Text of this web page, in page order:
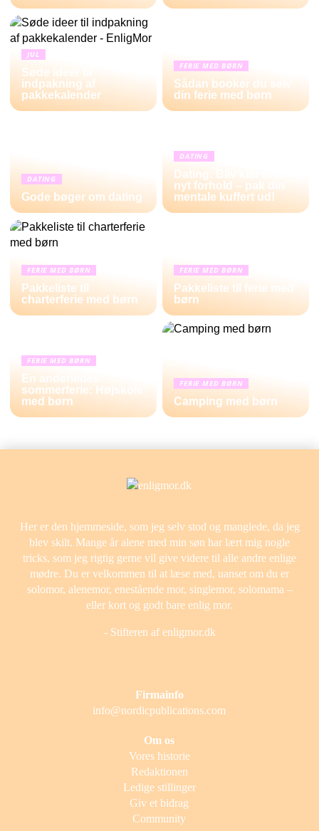
JUL
Søde ideer til
indpakning af
pakkekalender
FERIE MED BØRN
Sådan booker du selv
din ferie med børn
DATING
Gode bøger om dating
DATING
Dating: Bliv klar til et
nyt forhold – pak din
mentale kuffert ud!
FERIE MED BØRN
Pakkeliste til
charterferie med børn
FERIE MED BØRN
Pakkeliste til ferie med
børn
FERIE MED BØRN
En anderledes
sommerferie: Højskole
med børn
FERIE MED BØRN
Camping med børn
Her er den hjemmeside, som jeg selv stod og manglede, da jeg
blev skilt. Mange år alene med min søn har lært mig nogle
tricks, som jeg rigtig gerne vil give videre til alle andre enlige
mødre. Du er velkommen til at læse med, uanset om du er
solomor, alenemor, enestående mor, singlemor, solomama –
eller kort og godt bare enlig mor.
- Stifteren af enligmor.dk
Firmainfo
info@nordicpublications.com
Om os
Vores historie
Redaktionen
Ledige stillinger
Giv et bidrag
Community